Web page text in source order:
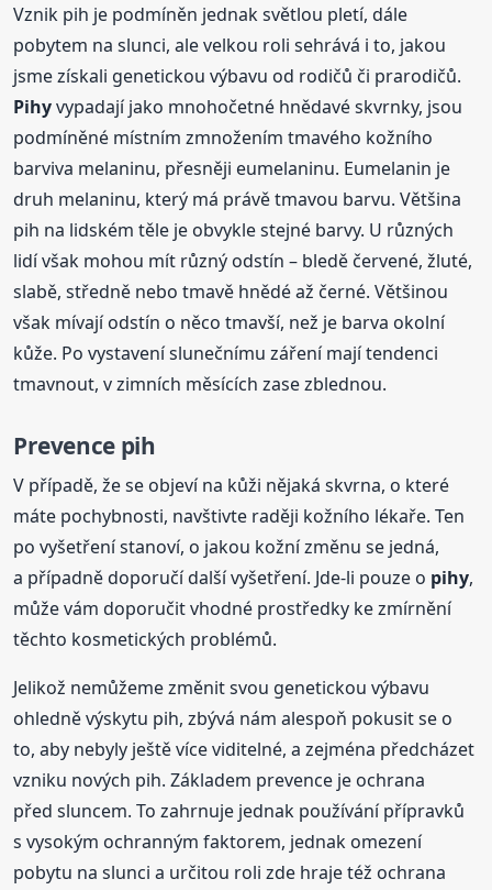
Vznik pih je podmíněn jednak světlou pletí, dále
pobytem na slunci, ale velkou roli sehrává i to, jakou
jsme získali genetickou výbavu od rodičů či prarodičů.
Pihyvypadají jako mnohočetné hnědavé skvrnky, jsou
podmíněné místním zmnožením tmavého kožního
barviva melaninu, přesněji eumelaninu. Eumelanin je
druh melaninu, který má právě tmavou barvu. Většina
pih na lidském těle je obvykle stejné barvy. U různých
lidí však mohou mít různý odstín – bledě červené, žluté,
slabě, středně nebo tmavě hnědé až černé. Většinou
však mívají odstín o něco tmavší, než je barva okolní
kůže. Po vystavení slunečnímu záření mají tendenci
tmavnout, v zimních měsících zase zblednou.
Prevence pih
V případě, že se objeví na kůži nějaká skvrna, o které
máte pochybnosti, navštivte raději kožního lékaře. Ten
po vyšetření stanoví, o jakou kožní změnu se jedná,
a případně doporučí další vyšetření. Jde-li pouze o pihy,
může vám doporučit vhodné prostředky ke zmírnění
těchto kosmetických problémů.
Jelikož nemůžeme změnit svou genetickou výbavu
ohledně výskytu pih, zbývá nám alespoň pokusit se o
to, aby nebyly ještě více viditelné, a zejména předcházet
vzniku nových pih. Základem prevence je ochrana
před sluncem. To zahrnuje jednak používání přípravků
s vysokým ochranným faktorem, jednak omezení
pobytu na slunci a určitou roli zde hraje též ochrana